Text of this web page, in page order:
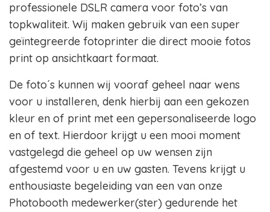
professionele DSLR camera voor foto’s van
topkwaliteit. Wij maken gebruik van een super
geïntegreerde fotoprinter die direct mooie fotos
print op ansichtkaart formaat.
De foto´s kunnen wij vooraf geheel naar wens
voor u installeren, denk hierbij aan een gekozen
kleur en of print met een gepersonaliseerde logo
en of text. Hierdoor krijgt u een mooi moment
vastgelegd die geheel op uw wensen zijn
afgestemd voor u en uw gasten. Tevens krijgt u
enthousiaste begeleiding van een van onze
Photobooth medewerker(ster) gedurende het